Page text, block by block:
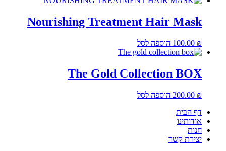
Nourishing Treatment Hair Mask
100.00 ₪ הוספה לסל
The Gold Collection BOX
200.00 ₪
הוספה לסל
דף הבית
אודותינו
חנות
יצירת קשר